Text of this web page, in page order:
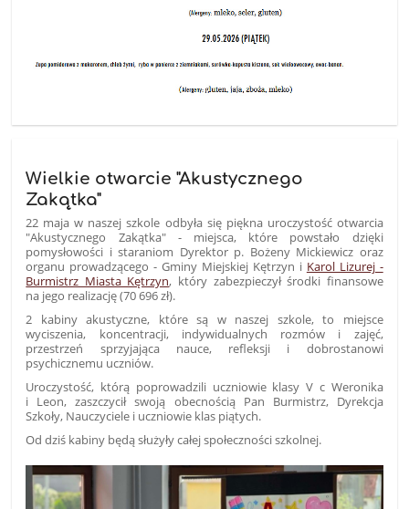
Wielkie otwarcie "Akustycznego
Zakątka"
22 maja w naszej szkole odbyła się piękna uroczystość otwarcia
"Akustycznego Zakątka" - miejsca, które powstało dzięki
pomysłowości i staraniom Dyrektor p. Bożeny Mickiewicz oraz
organu prowadzącego - Gminy Miejskiej Kętrzyn i Karol Lizurej -
Burmistrz Miasta Kętrzyn, który zabezpieczył środki finansowe
na jego realizację (70 696 zł).
2 kabiny akustyczne, które są w naszej szkole, to miejsce
wyciszenia, koncentracji, indywidualnych rozmów i zajęć,
przestrzeń sprzyjająca nauce, refleksji i dobrostanowi
psychicznemu uczniów.
Uroczystość, którą poprowadzili uczniowie klasy V c Weronika
i Leon, zaszczycił swoją obecnością Pan Burmistrz, Dyrekcja
Szkoły, Nauczyciele i uczniowie klas piątych.
Od dziś kabiny będą służyły całej społeczności szkolnej.